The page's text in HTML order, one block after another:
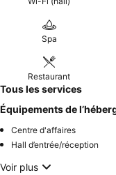
Spa
Restaurant
Tous les services
Équipements de
Centre d'affaires
Hall d’entrée/réception
Voir plus